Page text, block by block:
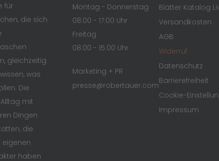
für
die sich
gleichzeitig
was
Die
mit
Dingen
die
eigenen
haben
Montag - Donnerstag
08:00 - 17:00 Uhr
Freitag
08:00 - 15:00 Uhr
Marketing + PR
presse@robertauer.com
Blätter Katalog
Versandkosten
AGB
Widerruf
Datenschutz
Barrierefreiheit
Cookie-
Impressum